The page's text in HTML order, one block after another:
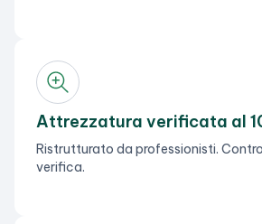
Attrezzatura verificata al
Ristrutturato da professionisti.
verifica.